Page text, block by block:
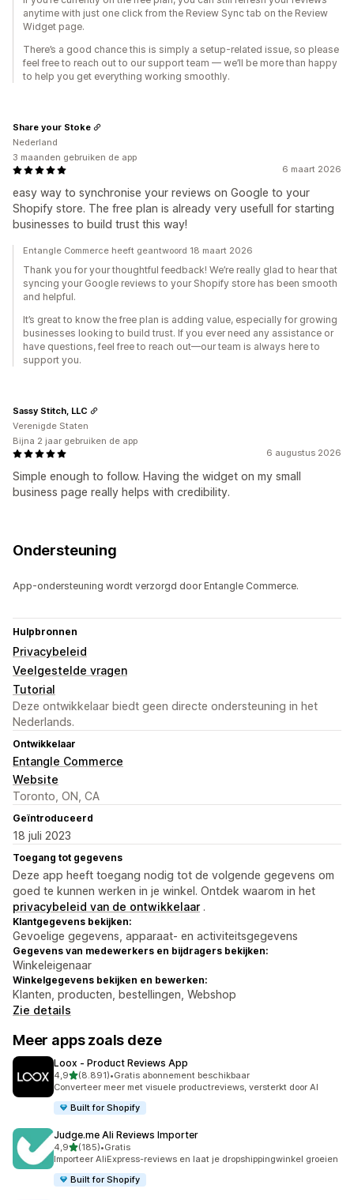
anytime with just one click from the Review Sync tab on the Review
Widget page.
There’s a good chance this is simply a setup-related issue, so please
feel free to reach out to our support team — we’ll be more than happy
to help you get everything working smoothly.
6 maart 2026
easy way to synchronise your reviews on Google to your
Shopify store. The free plan is already very usefull for starting
businesses to build trust this way!
Share your Stoke
Nederland
3 maanden gebruiken de app
Entangle Commerce heeft geantwoord 18 maart 2026
Thank you for your thoughtful feedback! We’re really glad to hear that
syncing your Google reviews to your Shopify store has been smooth
and helpful.
It’s great to know the free plan is adding value, especially for growing
businesses looking to build trust. If you ever need any assistance or
have questions, feel free to reach out—our team is always here to
support you.
6 augustus 2026
Simple enough to follow. Having the widget on my small
business page really helps with credibility.
Sassy Stitch, LLC
Verenigde Staten
Bijna 2 jaar gebruiken de app
Ondersteuning
App-ondersteuning wordt verzorgd door Entangle Commerce.
Hulpbronnen
Privacybeleid
Veelgestelde vragen
Tutorial
Deze ontwikkelaar biedt geen directe ondersteuning in het
Nederlands.
Ontwikkelaar
Entangle Commerce
Website
Toronto, ON, CA
Geïntroduceerd
18 juli 2023
Toegang tot gegevens
Deze app heeft toegang nodig tot de volgende gegevens om
goed te kunnen werken in je winkel. Ontdek waarom in het
privacybeleid van de ontwikkelaar .
Klantgegevens bekijken:
Gevoelige gegevens, apparaat- en activiteitsgegevens
Gegevens van medewerkers en bijdragers bekijken:
Winkeleigenaar
Winkelgegevens bekijken en bewerken:
Klanten, producten, bestellingen, Webshop
Zie details
Meer apps zoals deze
Loox ‑ Product Reviews App
4,9van 5 sterren
(8.891)
8891 recensies in totaal
•Gratis abonnement beschikbaar
Converteer meer met visuele productreviews, versterkt door AI
Built for Shopify
Judge.me Ali Reviews Importer
4,9van 5 sterren
(185)
185 recensies in totaal
•Gratis
Importeer AliExpress-reviews en laat je dropshippingwinkel groeien
Built for Shopify